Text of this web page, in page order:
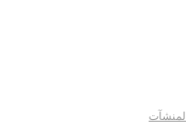
المنشآت